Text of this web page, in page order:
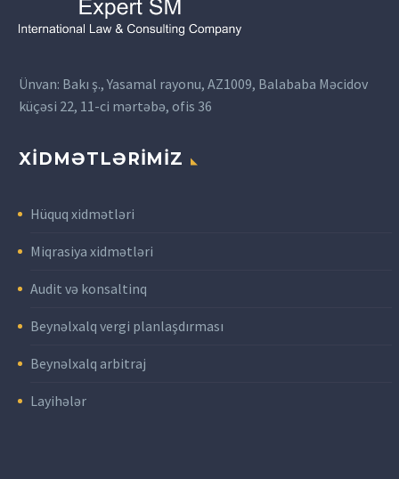
Ünvan: Bakı ş., Yasamal rayonu, AZ1009, Balababa Məcidov
küçəsi 22, 11-ci mərtəbə, ofis 36
XİDMƏTLƏRİMİZ
Hüquq xidmətləri
Miqrasiya xidmətləri
Audit və konsaltinq
Beynəlxalq vergi planlaşdırması
Beynəlxalq arbitraj
Layihələr